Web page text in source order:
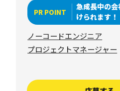
PR POINT
急成長中の
けられます！
ノーコードエンジニア
プロジェクトマネージャー